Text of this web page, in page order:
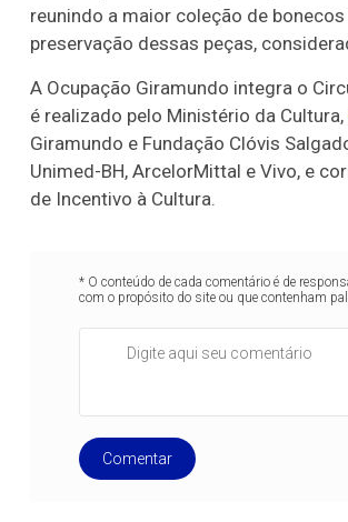
reunindo a maior coleção de
preservação dessas peças,
A Ocupação Giramundo integra o
é realizado pelo Ministério da Cultura,
Giramundo e Fundação Clóvis
Unimed-BH, ArcelorMittal e Vivo, e
de Incentivo à Cultura.
* O conteúdo de cada comentário é de
com o propósito do site ou que contenham
Comentar